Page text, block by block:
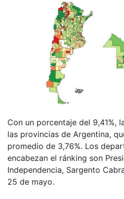
Con un porcentaje del 9,41%,
las provincias de Argentina,
promedio de 3,76%. Los
encabezan el ránking son
Independencia, Sargento
25 de mayo.